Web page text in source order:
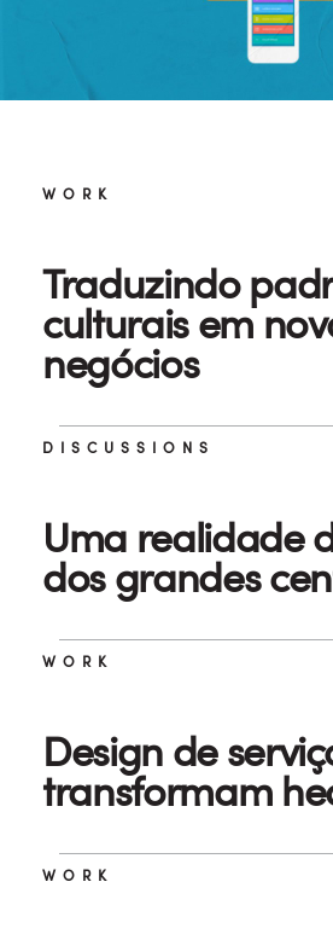
WORK
Traduzindo
culturais em
negócios
DISCUSSIONS
Uma realidade
dos grandes
WORK
Design de
transformam
WORK